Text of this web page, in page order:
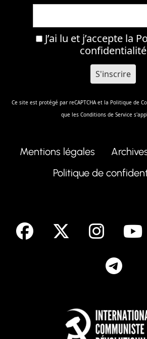
J’ai lu et j’accepte la
confidentialité
Ce site est protégé par reCAPTCHA et la Politique de
que les Conditions de Service
Mentions légales
Politique de
facebook